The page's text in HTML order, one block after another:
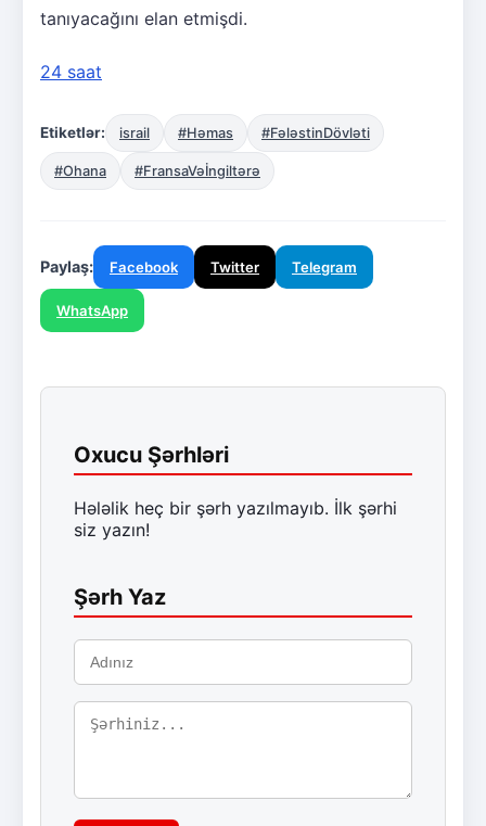
tanıyacağını elan etmişdi.
24 saat
Etiketlər: israil #Həmas #FələstinDövləti
#Ohana #FransaVəİngiltərə
Paylaş: Facebook Twitter Telegram
WhatsApp
Oxucu Şərhləri
Hələlik heç bir şərh yazılmayıb. İlk şərhi
siz yazın!
Şərh Yaz